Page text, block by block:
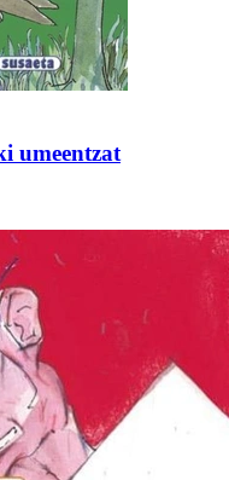
umeentzat